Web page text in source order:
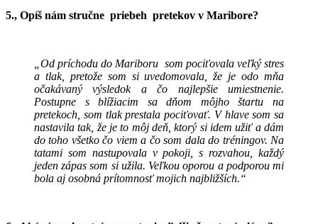
5., Opíš nám stručne priebeh pretekov v Maribore?
„Od príchodu do Mariboru som pociťovala veľký stres
a tlak, pretože som si uvedomovala, že je odo mňa
očakávaný výsledok a čo najlepšie umiestnenie.
Postupne s blížiacim sa dňom môjho štartu na
pretekoch, som tlak prestala pociťovať. V hlave som sa
nastavila tak, že je to môj deň, ktorý si idem užiť a dám
do toho všetko čo viem a čo som dala do tréningov. Na
tatami som nastupovala v pokoji, s rozvahou, každý
jeden zápas som si užila. Veľkou oporou a podporou mi
bola aj osobná prítomnosť mojich najbližších.“